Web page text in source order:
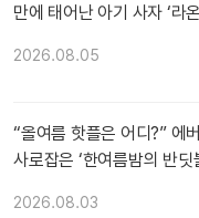
만에 태어난 아기 사자 ‘라
2026.08.05
“올여름 핫플은 어디?” 에
사로잡은 ‘한여름밤의 반딧
2026.08.03